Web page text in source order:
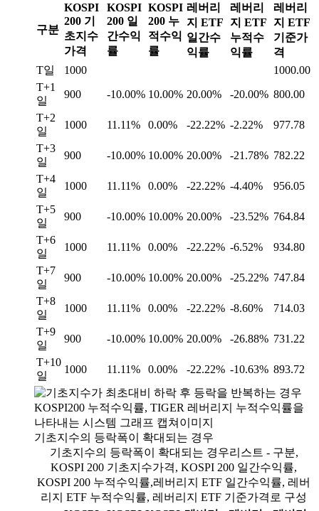
구분
KOSPI
200 기
초지수
가격
KOSPI
200 일
간수익
률
KOSPI
200 누
적수익
률
레버리
지 ETF
일간수
익률
레버리
지 ETF
누적수
익률
레버리
지 ETF
기준가
격
T일
1000
1000.00
T+1
일
900 -10.00% 10.00% 20.00% -20.00% 800.00
T+2
일
1000 11.11% 0.00% -22.22% -2.22%
977.78
T+3
일
900 -10.00% 10.00% 20.00% -21.78% 782.22
T+4
일
1000 11.11% 0.00% -22.22% -4.40%
956.05
T+5
일
900 -10.00% 10.00% 20.00% -23.52% 764.84
T+6
일
1000 11.11% 0.00% -22.22% -6.52%
934.80
T+7
일
900 -10.00% 10.00% 20.00% -25.22% 747.84
T+8
일
1000 11.11% 0.00% -22.22% -8.60%
714.03
T+9
일
900 -10.00% 10.00% 20.00% -26.88% 731.22
T+10
일
1000 11.11% 0.00% -22.22% -10.63% 893.72
기초지수의 등락폭이 확대되는 경우
기초지수의 등락폭이 확대되는 경우리스트 - 구분,
KOSPI 200 기초지수가격, KOSPI 200 일간수익률,
KOSPI 200 누적수익률,레버리지 ETF 일간수익률, 레버
리지 ETF 누적수익률, 레버리지 ETF 기준가격로 구성